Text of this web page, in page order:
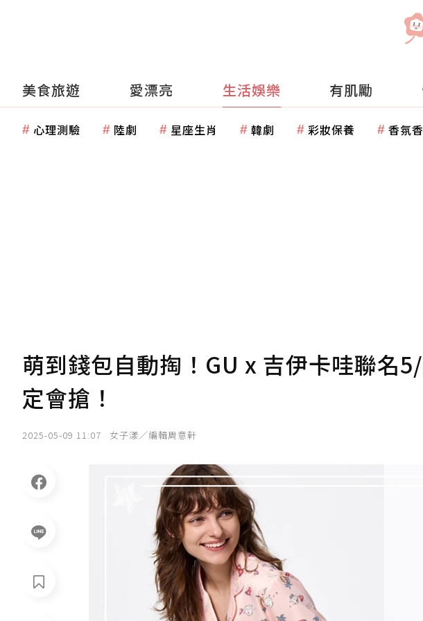
美食旅遊 愛漂亮 生活娛樂 有肌勵
心理測驗 陸劇 星座生肖 韓劇 彩妝保養 香氛
萌到錢包自動掏！GU x 吉伊卡哇聯名
定會搶！
2025-05-09 11:07 女子漾／編輯周意軒